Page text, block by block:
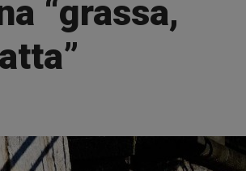
“grassa,